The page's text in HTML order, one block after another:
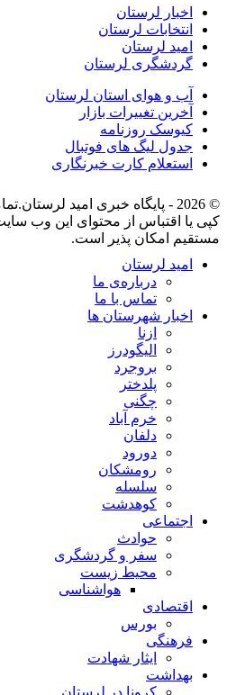
اخبار لرستان
انتخابات لرستان
امید لرستان
گردشگری لرستان
آب و هوای استان لرستان
آخرین تغییرات بازار
کیوسک روزنامه
جدول لیگ های فوتبال
استعلام کارت خبرنگاری
© 2026 - پایگاه خبری اميد لرستان.تمامی حقوق محفوظ است.
کپی یا اقتباس از محتوای این وب
مستقیم امکان پذیر است.
امید لرستان
درباره‌ی ما
تماس با ما
اخبار شهرستان ها
ازنا
الیگودرز
بروجرد
پلدختر
چگنی
خرم آباد
دلفان
دورود
رومشکان
سلسله
کوهدشت
اجتماعی
حوادث
سفر و گردشگری
محیط زیست
هواشناسی
اقتصادی
بورس
فرهنگی
ایثار شهادت
بهداشت
کرونا در لرستان